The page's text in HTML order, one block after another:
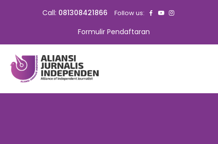
Call: 081308421866 Follow us:
Formulir Pendaftaran